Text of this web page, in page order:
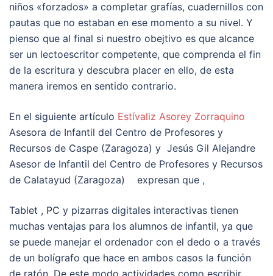
niños «forzados» a completar grafías, cuadernillos con
pautas que no estaban en ese momento a su nivel. Y
pienso que al final si nuestro obejtivo es que alcance
ser un lectoescritor competente, que comprenda el fin
de la escritura y descubra placer en ello, de esta
manera iremos en sentido contrario.
En el siguiente artículo Estívaliz Asorey Zorraquino
Asesora de Infantil del Centro de Profesores y
Recursos de Caspe (Zaragoza) y Jesús Gil Alejandre
Asesor de Infantil del Centro de Profesores y Recursos
de Calatayud (Zaragoza) expresan que ,
Tablet , PC y pizarras digitales interactivas tienen
muchas ventajas para los alumnos de infantil, ya que
se puede manejar el ordenador con el dedo o a través
de un bolígrafo que hace en ambos casos la función